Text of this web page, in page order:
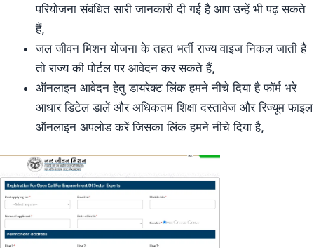
परियोजना संबंधित सारी जानकारी दी गई है आप उन्हें भी पढ़ सकते
हैं,
जल जीवन मिशन योजना के तहत भर्ती राज्य वाइज निकल जाती है
तो राज्य की पोर्टल पर आवेदन कर सकते हैं,
ऑनलाइन आवेदन हेतु डायरेक्ट लिंक हमने नीचे दिया है फॉर्म भरे
आधार डिटेल डालें और अधिकतम शिक्षा दस्तावेज और रिज्यूम फाइल
ऑनलाइन अपलोड करें जिसका लिंक हमने नीचे दिया है,